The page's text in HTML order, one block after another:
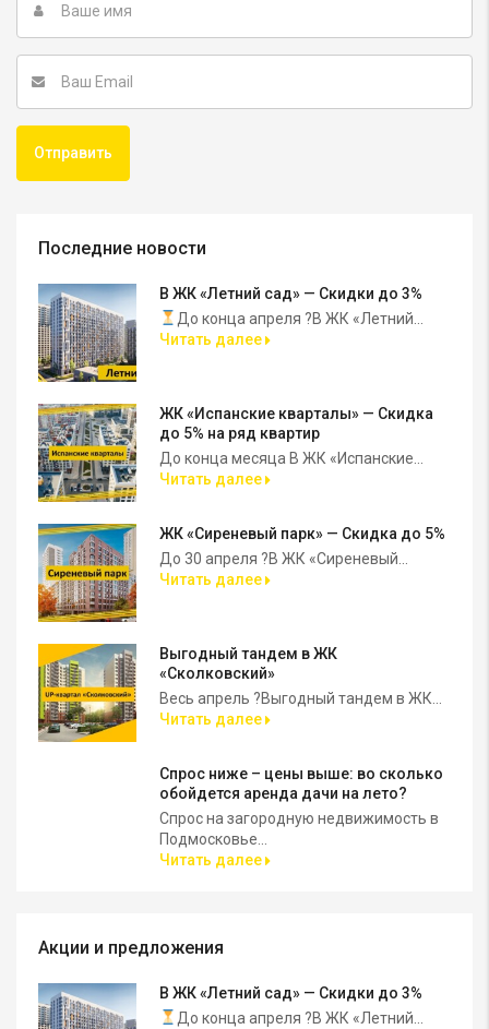
Последние новости
В ЖК «Летний сад» — Скидки до 3%
До конца апреля ?В ЖК «Летний...
Читать далее
ЖК «Испанские кварталы» — Скидка
до 5% на ряд квартир
До конца месяца В ЖК «Испанские...
Читать далее
ЖК «Сиреневый парк» — Скидка до 5%
До 30 апреля ?В ЖК «Сиреневый...
Читать далее
Выгодный тандем в ЖК
«Сколковский»
Весь апрель ?Выгодный тандем в ЖК...
Читать далее
Спрос ниже – цены выше: во сколько
обойдется аренда дачи на лето?
Спрос на загородную недвижимость в
Подмосковье...
Читать далее
Акции и предложения
В ЖК «Летний сад» — Скидки до 3%
До конца апреля ?В ЖК «Летний...